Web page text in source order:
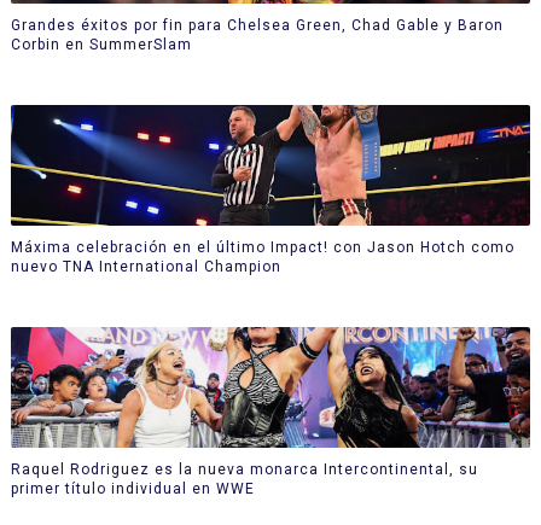
Grandes éxitos por fin para Chelsea Green, Chad Gable y Baron
Corbin en SummerSlam
Máxima celebración en el último Impact! con Jason Hotch como
nuevo TNA International Champion
Raquel Rodriguez es la nueva monarca Intercontinental, su
primer título individual en WWE